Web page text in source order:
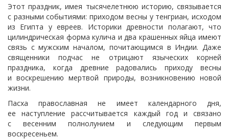
Этот праздник, имея тысячелетнюю историю, связывается
с разными событиями: приходом весны у тенгриан, исходом
из Египта у евреев. Историки древности полагают, что
цилиндрическая форма кулича и два крашенных яйца имеют
связь с мужским началом, почитающимся в Индии. Даже
священники подчас не отрицают языческих корней
праздника, когда древние радовались приходу весны
и воскрешению мертвой природы, возникновению новой
жизни.
Пасха православная не имеет календарного дня,
ее наступление рассчитывается каждый год и связано
с весенним полнолунием и следующим первым
воскресеньем.